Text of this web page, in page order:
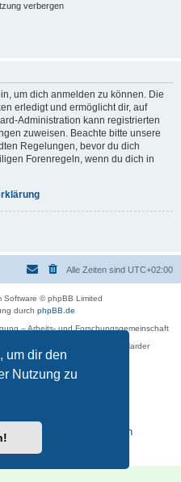
um dir den
Nutzung zu
verbergen
um dich anmelden zu können. Die
erledigt und ermöglicht dir, auf
Administration kann registrierten
zuweisen. Beachte bitte unsere
Regelungen, bevor du dich
Forenregeln, wenn du dich in
Alle Zeiten sind UTC+02:00
Software © phpBB Limited
durch phpBB.de
– Arbeits- und Forschungsgemeinschaft
Radebeul bei Dresden: Ralf Harder
Werk · Erinnerungsstätten